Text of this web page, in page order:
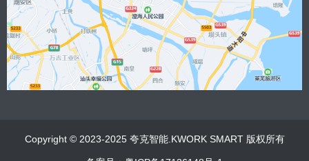
Copyright © 2023-2025 夸克智能.KWORK SMART 版权所有